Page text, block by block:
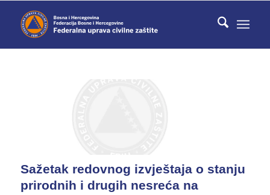
Sažetak redovnog izvještaja o stanju
prirodnih i drugih nesreća na